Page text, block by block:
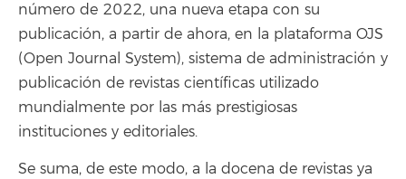
número de 2022, una nueva etapa con su
publicación, a partir de ahora, en la plataforma OJS
(Open Journal System), sistema de administración y
publicación de revistas científicas utilizado
mundialmente por las más prestigiosas
instituciones y editoriales.
Se suma, de este modo, a la docena de revistas ya